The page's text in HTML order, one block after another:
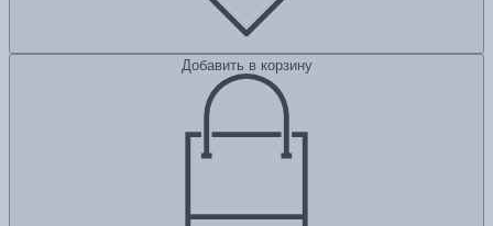
Добавить в корзину